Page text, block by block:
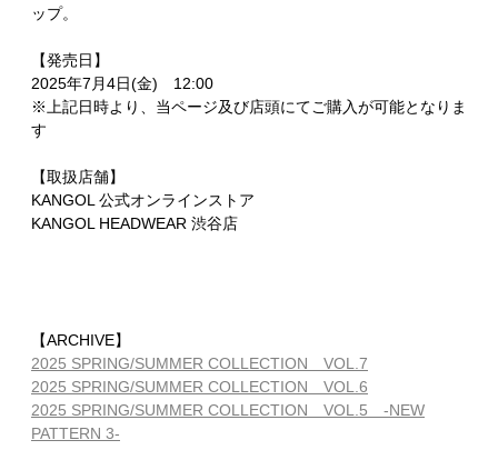
ップ。
【発売日】
2025年7月4日(金) 12:00
※上記日時より、当ページ及び店頭にてご購入が可能となりま
す
【取扱店舗】
KANGOL 公式オンラインストア
KANGOL HEADWEAR 渋谷店
【ARCHIVE】
2025 SPRING/SUMMER COLLECTION VOL.7
2025 SPRING/SUMMER COLLECTION VOL.6
2025 SPRING/SUMMER COLLECTION VOL.5 -NEW
PATTERN 3-